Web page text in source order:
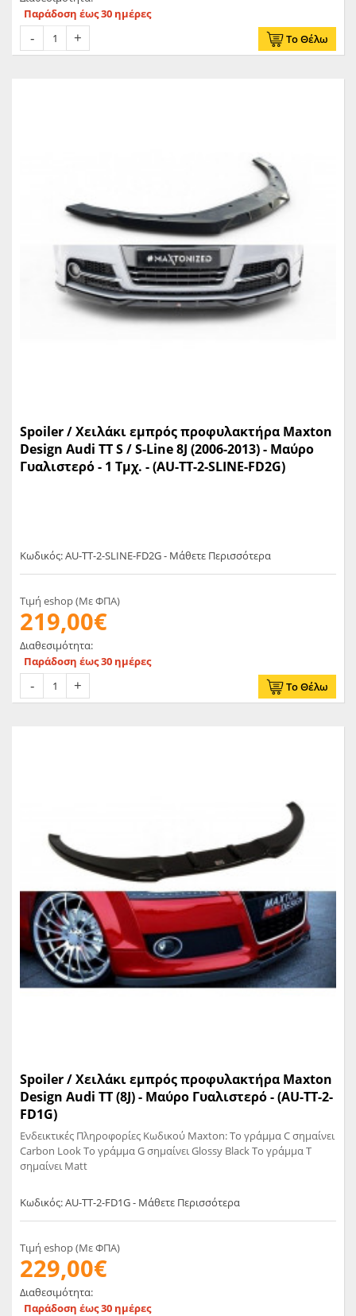
Παράδοση έως 30 ημέρες
Το Θέλω
Spoiler / Χειλάκι εμπρός προφυλακτήρα Maxton
Design Audi TT S / S-Line 8J (2006-2013) - Μαύρο
Γυαλιστερό - 1 Τμχ. - (AU-TT-2-SLINE-FD2G)
Κωδικός: AU-TT-2-SLINE-FD2G - Μάθετε Περισσότερα
Τιμή eshop (Με ΦΠΑ)
219,00€
Διαθεσιμότητα:
Παράδοση έως 30 ημέρες
Το Θέλω
Spoiler / Χειλάκι εμπρός προφυλακτήρα Maxton
Design Audi TT (8J) - Μαύρο Γυαλιστερό - (AU-TT-2-
FD1G)
Ενδεικτικές Πληροφορίες Κωδικού Maxton: Το γράμμα C σημαίνει
Carbon Look Το γράμμα G σημαίνει Glossy Black Το γράμμα T
σημαίνει Matt
Κωδικός: AU-TT-2-FD1G - Μάθετε Περισσότερα
Τιμή eshop (Με ΦΠΑ)
229,00€
Διαθεσιμότητα:
Παράδοση έως 30 ημέρες